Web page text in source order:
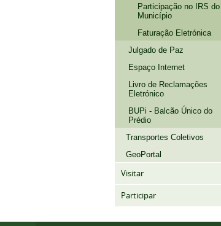
Participação no IRS do
Município
Faturação Eletrónica
Julgado de Paz
Espaço Internet
Livro de Reclamações
Eletrónico
BUPi - Balcão Único do
Prédio
Transportes Coletivos
GeoPortal
Visitar
Participar